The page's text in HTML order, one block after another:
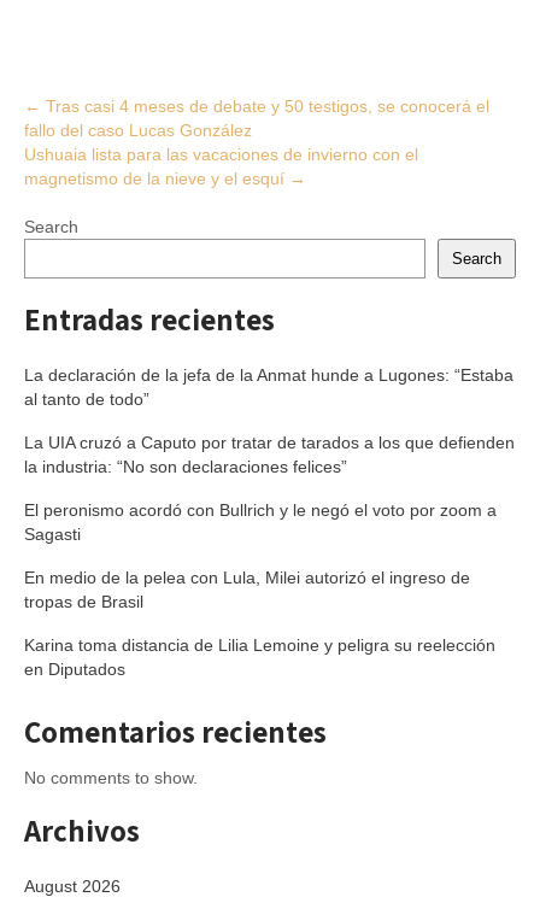
Post
navigation
← Tras casi 4 meses de debate y 50 testigos, se conocerá el
fallo del caso Lucas González
Ushuaia lista para las vacaciones de invierno con el
magnetismo de la nieve y el esquí →
Search
Search
Entradas recientes
La declaración de la jefa de la Anmat hunde a Lugones: “Estaba
al tanto de todo”
La UIA cruzó a Caputo por tratar de tarados a los que defienden
la industria: “No son declaraciones felices”
El peronismo acordó con Bullrich y le negó el voto por zoom a
Sagasti
En medio de la pelea con Lula, Milei autorizó el ingreso de
tropas de Brasil
Karina toma distancia de Lilia Lemoine y peligra su reelección
en Diputados
Comentarios recientes
No comments to show.
Archivos
August 2026